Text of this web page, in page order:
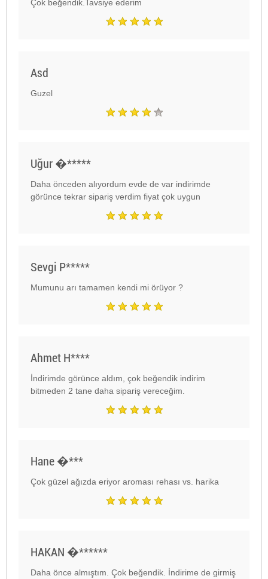
Çok beğendik.Tavsiye ederim
Asd
Guzel
Uğur �*****
Daha önceden alıyordum evde de var indirimde
görünce tekrar sipariş verdim fiyat çok uygun
Sevgi P*****
Mumunu arı tamamen kendi mi örüyor ?
Ahmet H****
İndirimde görünce aldım, çok beğendik indirim
bitmeden 2 tane daha sipariş vereceğim.
Hane �***
Çok güzel ağızda eriyor aroması rehası vs. harika
HAKAN �******
Daha önce almıştım. Çok beğendik. İndirime de girmiş